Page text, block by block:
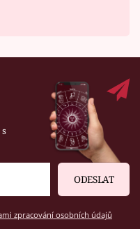
ODESLAT
zpracování osobních údajů